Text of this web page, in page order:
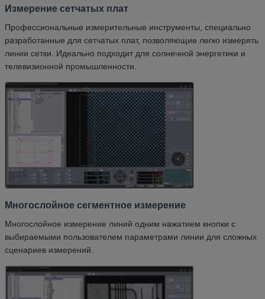
Измерение сетчатых плат
Профессиональные измерительные инструменты, специально
разработанные для сетчатых плат, позволяющие легко измерять
линии сетки. Идеально подходит для солнечной энергетики и
телевизионной промышленности.
Многослойное сегментное измерение
Многослойное измерение линий одним нажатием кнопки с
выбираемыми пользователем параметрами линии для сложных
сценариев измерений.